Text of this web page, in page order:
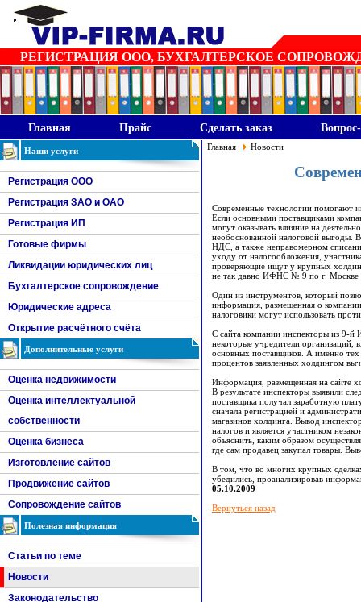
РЕГИСТРАЦИЯ ООО, БУХГАЛТЕРСКОЕ
Главная Прайс Сделать заказ
Наши услуги
Регистрация ООО
Регистрация ЗАО и ОАО
Регистрация ИП
Готовые фирмы
Ликвидации юридических лиц
Бухгалтерское сопровождение
Юридические адреса
Открытие расчётного счёта
Дополнительные услуги
Оценка недвижимости
Оценка интеллектуальной
собственности
Оценка бизнеса
Изготовление сайтов
Продвижение сайтов
Сопровождение сайтов
Полезная информация
Статьи по теме
Новости
Законодательство
Главная Новости
Современные технологии помогают
Если основными поставщиками
могут оказывать влияние на
необоснованной налоговой выгоды.
НДС, а также неправомерном
уходу от налогообложения,
проверяющие ищут у крупных
не так давно ИФНС № 9 по г.
Один из инструментов, который
информация, размещенная о
налоговики могут использовать
С сайта компании инспекторы из 9-
некоторые учредители организаций,
основных поставщиков. А именно
процентов заявленных холдингом
Информация, размещенная на сайте
В результате инспекторы выявили
поставщика получал заработную
сначала регистрацией и
магазинов холдинга. Вывод
налогов и является участником
объяснить, каким образом
где сам продавец закупал товары.
В том, что во многих крупных
убедились, проанализировав
05.10.2009
Вернуться назад